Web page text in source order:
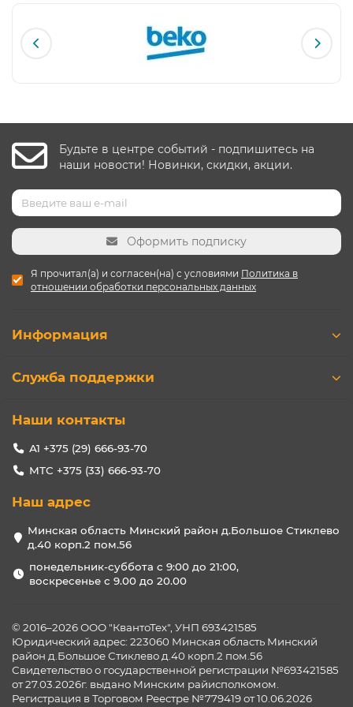
Будьте в центре событий - подпишитесь на
наши новости! Новинки, скидки, акции.
Оформить подписку
Я прочитал(а) и согласен(на) с условиями Политика в
отношении обработки персональных данных
Информация
Служба поддержки
Наши контакты
А1 +375 (29) 666-93-70
МТС +375 (33) 666-93-70
Наш адрес
Минская область Минский район д.Большое Стиклево
д.40 корп.2 пом.56
понедельник-суббота с 9:00 до 21:00,
воскресенье с 9.00 до 20.00
© 2016–2026 ООО "КвантоТех", УНП 693421585
Юридический адрес: 223060 Минская область Минский
район д.Большое Стиклево д.40 корп.2 пом.56
Свидетельство о государственной регистрации №693421585
от 27.03.2026г. выдано Минским райисполкомом.
Регистрация в Торговом Реестре №779419 от 10.06.2026